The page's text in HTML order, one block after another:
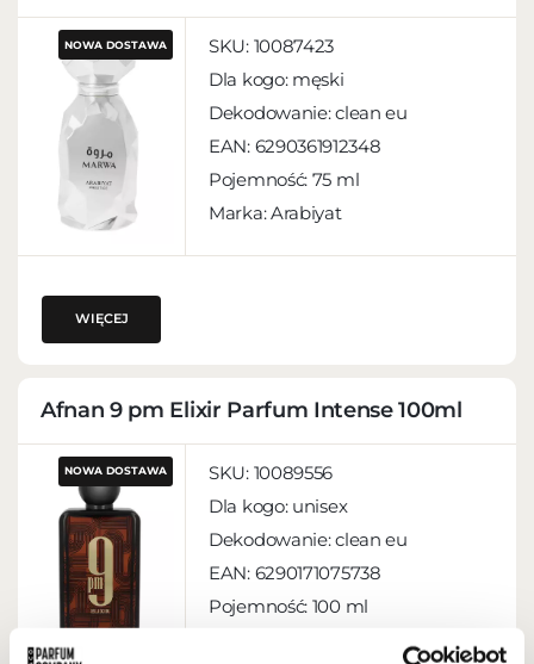
NOWA DOSTAWA SKU: 10087423
Dla kogo: męski
Dekodowanie:clean eu
EAN: 6290361912348
Pojemność: 75 ml
Marka: Arabiyat
WIĘCEJ
Afnan 9 pm Elixir Parfum Intense 100ml
NOWA DOSTAWA SKU: 10089556
Dla kogo: unisex
Dekodowanie:clean eu
EAN: 6290171075738
Pojemność: 100 ml